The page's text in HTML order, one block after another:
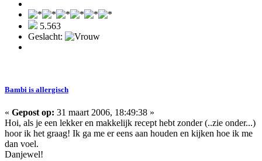
5.563
Geslacht:
Bambi is allergisch
« Gepost op: 31 maart 2006, 18:49:38 »
Hoi, als je een lekker en makkelijk recept hebt zonder (..zie onder...)
hoor ik het graag! Ik ga me er eens aan houden en kijken hoe ik me
dan voel.
Danjewel!